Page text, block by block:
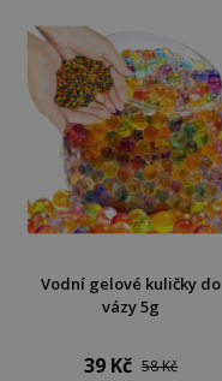
Vodní gelové kuličky do
vázy 5g
39 Kč 58 Kč